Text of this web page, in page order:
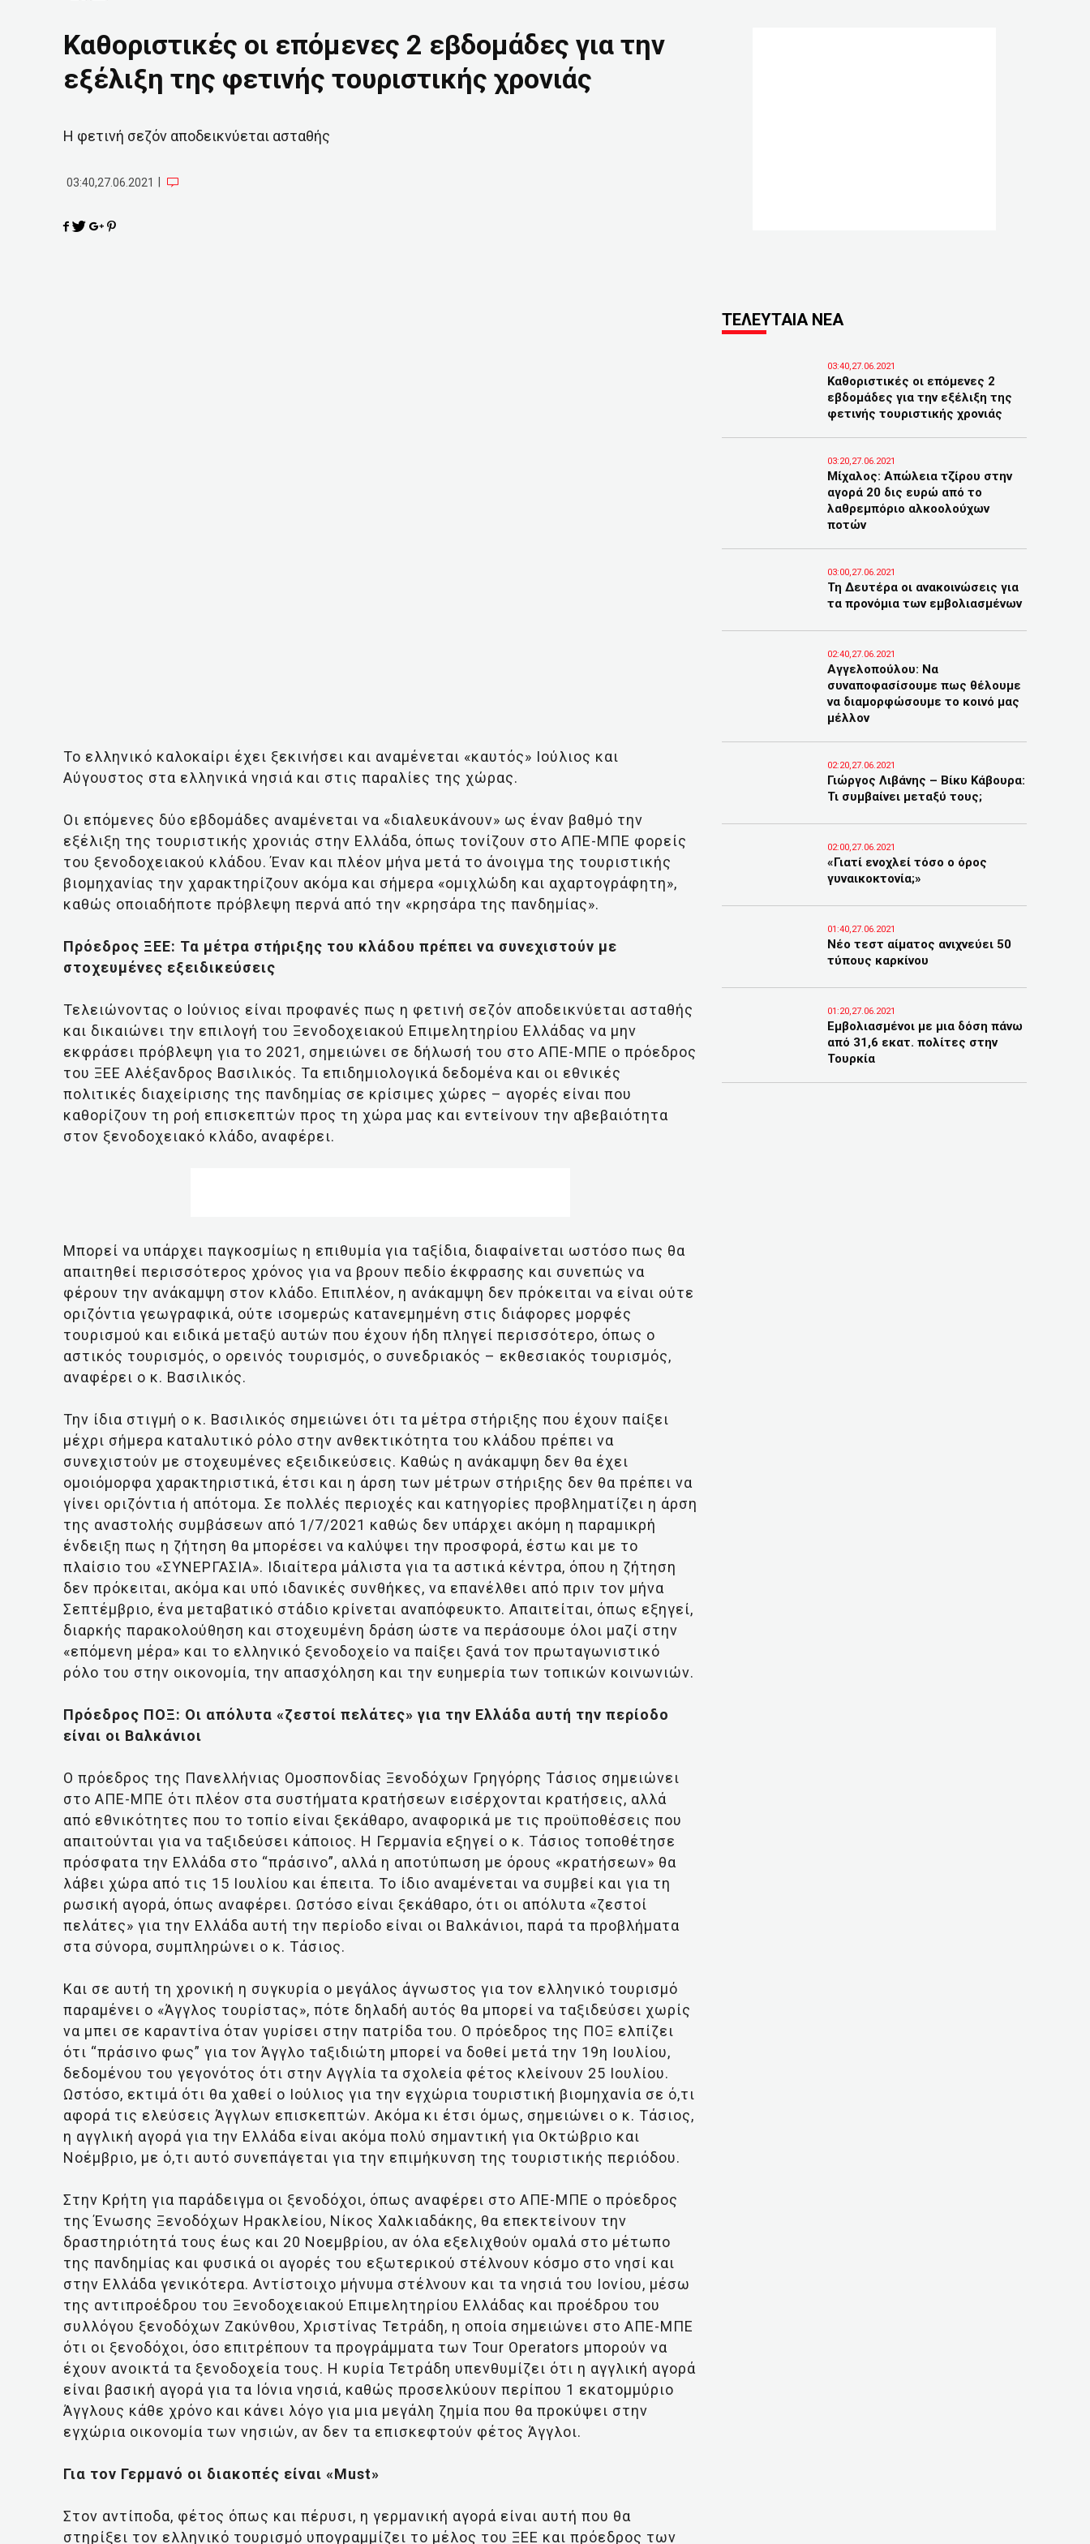
Καθοριστικές οι επόμενες 2 εβδομάδες για την
εξέλιξη της φετινής τουριστικής χρονιάς
Η φετινή σεζόν αποδεικνύεται ασταθής
03:40,27.06.2021
Το ελληνικό καλοκαίρι έχει ξεκινήσει και αναμένεται «καυτός» Ιούλιος και
Αύγουστος στα ελληνικά νησιά και στις παραλίες της χώρας.
Οι επόμενες δύο εβδομάδες αναμένεται να «διαλευκάνουν» ως έναν βαθμό την
εξέλιξη της τουριστικής χρονιάς στην Ελλάδα, όπως τονίζουν στο ΑΠΕ-ΜΠΕ φορείς
του ξενοδοχειακού κλάδου. Έναν και πλέον μήνα μετά το άνοιγμα της τουριστικής
βιομηχανίας την χαρακτηρίζουν ακόμα και σήμερα «ομιχλώδη και αχαρτογράφητη»,
καθώς οποιαδήποτε πρόβλεψη περνά από την «κρησάρα της πανδημίας».
Πρόεδρος ΞΕΕ: Τα μέτρα στήριξης του κλάδου πρέπει να συνεχιστούν με
στοχευμένες εξειδικεύσεις
Τελειώνοντας ο Ιούνιος είναι προφανές πως η φετινή σεζόν αποδεικνύεται ασταθής
και δικαιώνει την επιλογή του Ξενοδοχειακού Επιμελητηρίου Ελλάδας να μην
εκφράσει πρόβλεψη για το 2021, σημειώνει σε δήλωσή του στο ΑΠΕ-ΜΠΕ ο πρόεδρος
του ΞΕΕ Αλέξανδρος Βασιλικός. Τα επιδημιολογικά δεδομένα και οι εθνικές
πολιτικές διαχείρισης της πανδημίας σε κρίσιμες χώρες – αγορές είναι που
καθορίζουν τη ροή επισκεπτών προς τη χώρα μας και εντείνουν την αβεβαιότητα
στον ξενοδοχειακό κλάδο, αναφέρει.
Μπορεί να υπάρχει παγκοσμίως η επιθυμία για ταξίδια, διαφαίνεται ωστόσο πως θα
απαιτηθεί περισσότερος χρόνος για να βρουν πεδίο έκφρασης και συνεπώς να
φέρουν την ανάκαμψη στον κλάδο. Επιπλέον, η ανάκαμψη δεν πρόκειται να είναι ούτε
οριζόντια γεωγραφικά, ούτε ισομερώς κατανεμημένη στις διάφορες μορφές
τουρισμού και ειδικά μεταξύ αυτών που έχουν ήδη πληγεί περισσότερο, όπως ο
αστικός τουρισμός, ο ορεινός τουρισμός, ο συνεδριακός – εκθεσιακός τουρισμός,
αναφέρει ο κ. Βασιλικός.
Την ίδια στιγμή ο κ. Βασιλικός σημειώνει ότι τα μέτρα στήριξης που έχουν παίξει
μέχρι σήμερα καταλυτικό ρόλο στην ανθεκτικότητα του κλάδου πρέπει να
συνεχιστούν με στοχευμένες εξειδικεύσεις. Καθώς η ανάκαμψη δεν θα έχει
ομοιόμορφα χαρακτηριστικά, έτσι και η άρση των μέτρων στήριξης δεν θα πρέπει να
γίνει οριζόντια ή απότομα. Σε πολλές περιοχές και κατηγορίες προβληματίζει η άρση
της αναστολής συμβάσεων από 1/7/2021 καθώς δεν υπάρχει ακόμη η παραμικρή
ένδειξη πως η ζήτηση θα μπορέσει να καλύψει την προσφορά, έστω και με το
πλαίσιο του «ΣΥΝΕΡΓΑΣΙΑ». Ιδιαίτερα μάλιστα για τα αστικά κέντρα, όπου η ζήτηση
δεν πρόκειται, ακόμα και υπό ιδανικές συνθήκες, να επανέλθει από πριν τον μήνα
Σεπτέμβριο, ένα μεταβατικό στάδιο κρίνεται αναπόφευκτο. Απαιτείται, όπως εξηγεί,
διαρκής παρακολούθηση και στοχευμένη δράση ώστε να περάσουμε όλοι μαζί στην
«επόμενη μέρα» και το ελληνικό ξενοδοχείο να παίξει ξανά τον πρωταγωνιστικό
ρόλο του στην οικονομία, την απασχόληση και την ευημερία των τοπικών κοινωνιών.
Πρόεδρος ΠΟΞ: Οι απόλυτα «ζεστοί πελάτες» για την Ελλάδα αυτή την περίοδο
είναι οι Βαλκάνιοι
Ο πρόεδρος της Πανελλήνιας Ομοσπονδίας Ξενοδόχων Γρηγόρης Τάσιος σημειώνει
στο ΑΠΕ-ΜΠΕ ότι πλέον στα συστήματα κρατήσεων εισέρχονται κρατήσεις, αλλά
από εθνικότητες που το τοπίο είναι ξεκάθαρο, αναφορικά με τις προϋποθέσεις που
απαιτούνται για να ταξιδεύσει κάποιος. H Γερμανία εξηγεί ο κ. Τάσιος τοποθέτησε
πρόσφατα την Ελλάδα στο “πράσινο”, αλλά η αποτύπωση με όρους «κρατήσεων» θα
λάβει χώρα από τις 15 Ιουλίου και έπειτα. Το ίδιο αναμένεται να συμβεί και για τη
ρωσική αγορά, όπως αναφέρει. Ωστόσο είναι ξεκάθαρο, ότι οι απόλυτα «ζεστοί
πελάτες» για την Ελλάδα αυτή την περίοδο είναι οι Βαλκάνιοι, παρά τα προβλήματα
στα σύνορα, συμπληρώνει ο κ. Τάσιος.
Και σε αυτή τη χρονική η συγκυρία ο μεγάλος άγνωστος για τον ελληνικό τουρισμό
παραμένει ο «Άγγλος τουρίστας», πότε δηλαδή αυτός θα μπορεί να ταξιδεύσει χωρίς
να μπει σε καραντίνα όταν γυρίσει στην πατρίδα του. Ο πρόεδρος της ΠΟΞ ελπίζει
ότι “πράσινο φως” για τον Άγγλο ταξιδιώτη μπορεί να δοθεί μετά την 19η Ιουλίου,
δεδομένου του γεγονότος ότι στην Αγγλία τα σχολεία φέτος κλείνουν 25 Ιουλίου.
Ωστόσο, εκτιμά ότι θα χαθεί ο Ιούλιος για την εγχώρια τουριστική βιομηχανία σε ό,τι
αφορά τις ελεύσεις Άγγλων επισκεπτών. Ακόμα κι έτσι όμως, σημειώνει ο κ. Τάσιος,
η αγγλική αγορά για την Ελλάδα είναι ακόμα πολύ σημαντική για Οκτώβριο και
Νοέμβριο, με ό,τι αυτό συνεπάγεται για την επιμήκυνση της τουριστικής περιόδου.
Στην Κρήτη για παράδειγμα οι ξενοδόχοι, όπως αναφέρει στο ΑΠΕ-ΜΠΕ ο πρόεδρος
της Ένωσης Ξενοδόχων Ηρακλείου, Νίκος Χαλκιαδάκης, θα επεκτείνουν την
δραστηριότητά τους έως και 20 Νοεμβρίου, αν όλα εξελιχθούν ομαλά στο μέτωπο
της πανδημίας και φυσικά οι αγορές του εξωτερικού στέλνουν κόσμο στο νησί και
στην Ελλάδα γενικότερα. Αντίστοιχο μήνυμα στέλνουν και τα νησιά του Ιονίου, μέσω
της αντιπροέδρου του Ξενοδοχειακού Επιμελητηρίου Ελλάδας και προέδρου του
συλλόγου ξενοδόχων Ζακύνθου, Χριστίνας Τετράδη, η οποία σημειώνει στο ΑΠΕ-ΜΠΕ
ότι οι ξενοδόχοι, όσο επιτρέπουν τα προγράμματα των Tour Operators μπορούν να
έχουν ανοικτά τα ξενοδοχεία τους. Η κυρία Τετράδη υπενθυμίζει ότι η αγγλική αγορά
είναι βασική αγορά για τα Ιόνια νησιά, καθώς προσελκύουν περίπου 1 εκατομμύριο
Άγγλους κάθε χρόνο και κάνει λόγο για μια μεγάλη ζημία που θα προκύψει στην
εγχώρια οικονομία των νησιών, αν δεν τα επισκεφτούν φέτος Άγγλοι.
Για τον Γερμανό οι διακοπές είναι «Must»
Στον αντίποδα, φέτος όπως και πέρυσι, η γερμανική αγορά είναι αυτή που θα
στηρίξει τον ελληνικό τουρισμό υπογραμμίζει το μέλος του ΞΕΕ και πρόεδρος των
ΤΕΛΕΥΤΑΙΑ ΝΕΑ
03:40,27.06.2021
Καθοριστικές οι επόμενες 2
εβδομάδες για την εξέλιξη της
φετινής τουριστικής χρονιάς
03:20,27.06.2021
Μίχαλος: Απώλεια τζίρου στην
αγορά 20 δις ευρώ από το
λαθρεμπόριο αλκοολούχων
ποτών
03:00,27.06.2021
Τη Δευτέρα οι ανακοινώσεις για
τα προνόμια των εμβολιασμένων
02:40,27.06.2021
Αγγελοπούλου: Να
συναποφασίσουμε πως θέλουμε
να διαμορφώσουμε το κοινό μας
μέλλον
02:20,27.06.2021
Γιώργος Λιβάνης – Βίκυ Κάβουρα:
Τι συμβαίνει μεταξύ τους;
02:00,27.06.2021
«Γιατί ενοχλεί τόσο ο όρος
γυναικοκτονία;»
01:40,27.06.2021
Νέο τεστ αίματος ανιχνεύει 50
τύπους καρκίνου
01:20,27.06.2021
Eμβολιασμένοι με μια δόση πάνω
από 31,6 εκατ. πολίτες στην
Τουρκία